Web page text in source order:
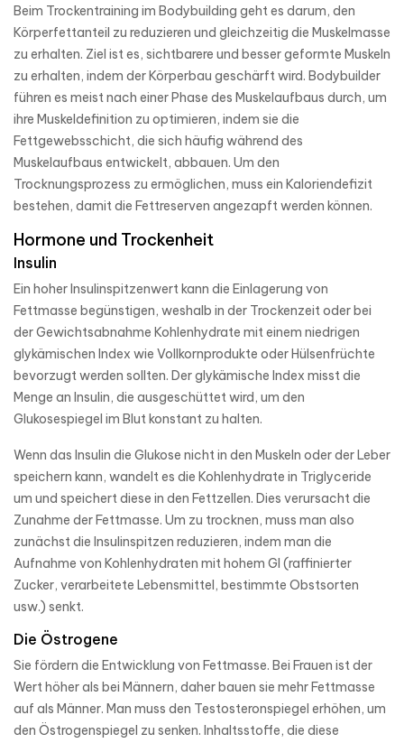
Beim Trockentraining im Bodybuilding geht es darum, den
Körperfettanteil zu reduzieren und gleichzeitig die Muskelmasse
zu erhalten. Ziel ist es, sichtbarere und besser geformte Muskeln
zu erhalten, indem der Körperbau geschärft wird. Bodybuilder
führen es meist nach einer Phase des Muskelaufbaus durch, um
ihre Muskeldefinition zu optimieren, indem sie die
Fettgewebsschicht, die sich häufig während des
Muskelaufbaus entwickelt, abbauen. Um den
Trocknungsprozess zu ermöglichen, muss ein Kaloriendefizit
bestehen, damit die Fettreserven angezapft werden können.
Hormone und Trockenheit
Insulin
Ein hoher Insulinspitzenwert kann die Einlagerung von
Fettmasse begünstigen, weshalb in der Trockenzeit oder bei
der Gewichtsabnahme Kohlenhydrate mit einem niedrigen
glykämischen Index wie Vollkornprodukte oder Hülsenfrüchte
bevorzugt werden sollten. Der glykämische Index misst die
Menge an Insulin, die ausgeschüttet wird, um den
Glukosespiegel im Blut konstant zu halten.
Wenn das Insulin die Glukose nicht in den Muskeln oder der Leber
speichern kann, wandelt es die Kohlenhydrate in Triglyceride
um und speichert diese in den Fettzellen. Dies verursacht die
Zunahme der Fettmasse. Um zu trocknen, muss man also
zunächst die Insulinspitzen reduzieren, indem man die
Aufnahme von Kohlenhydraten mit hohem GI (raffinierter
Zucker, verarbeitete Lebensmittel, bestimmte Obstsorten
usw.) senkt.
Die Östrogene
Sie fördern die Entwicklung von Fettmasse. Bei Frauen ist der
Wert höher als bei Männern, daher bauen sie mehr Fettmasse
auf als Männer. Man muss den Testosteronspiegel erhöhen, um
den Östrogenspiegel zu senken. Inhaltsstoffe, die diese